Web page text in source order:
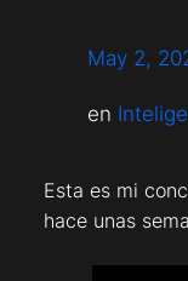
May 2,
en
Esta es mi
hace unas